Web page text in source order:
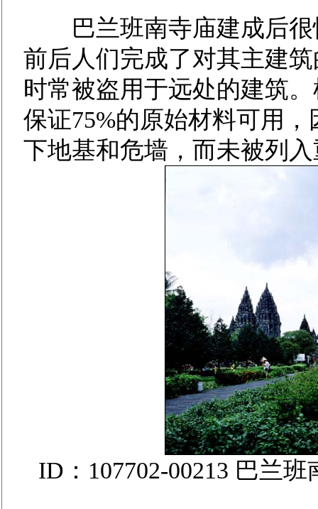
巴兰班南寺庙建成后很
前后人们完成了对其主建
时常被盗用于远处的建筑
保证75%的原始材料可用
下地基和危墙，而未被列
ID：107702-00213 巴